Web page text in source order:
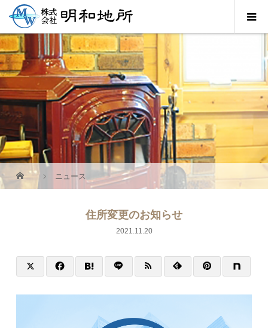
ニュース
住所変更のお知らせ
2021.11.20